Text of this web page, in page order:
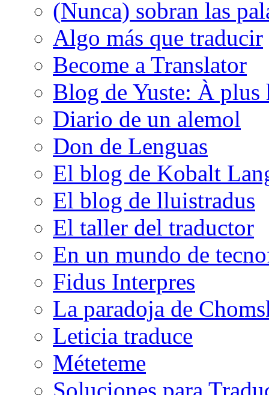
(Nunca) sobran las
Algo más que traducir
Become a Translator
Blog de Yuste: À plus
Diario de un alemol
Don de Lenguas
El blog de Kobalt
El blog de lluistradus
El taller del traductor
En un mundo de
Fidus Interpres
La paradoja de
Leticia traduce
Méteteme